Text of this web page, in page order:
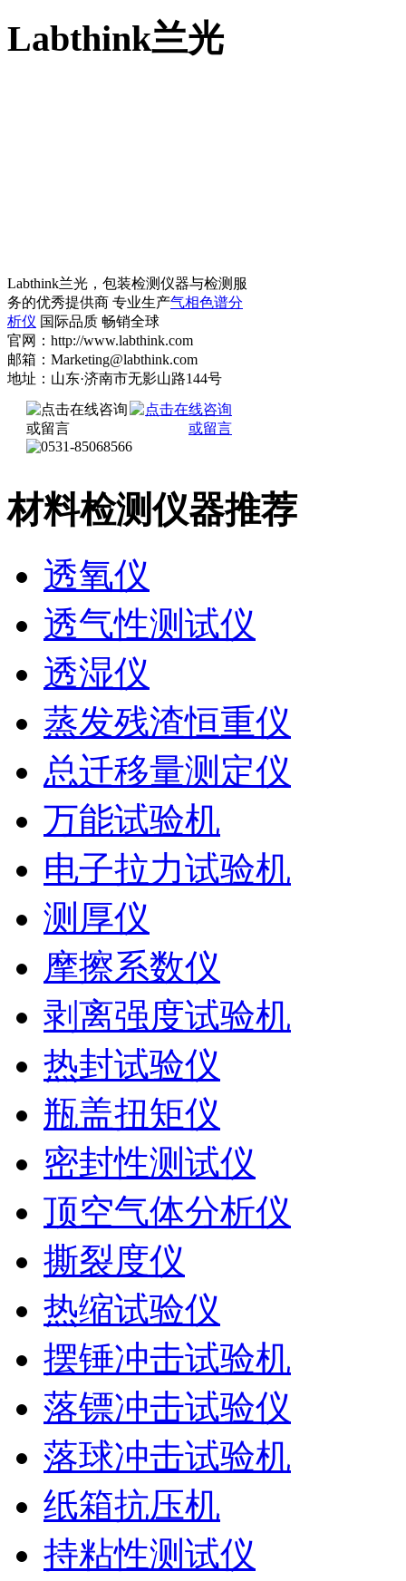
Labthink兰光
Labthink兰光，包装检测仪器与检测服
务的优秀提供商 专业生产气相色谱分
析仪 国际品质 畅销全球
官网：http://www.labthink.com
邮箱：Marketing@labthink.com
地址：山东·济南市无影山路144号
材料检测仪器推荐
透氧仪
透气性测试仪
透湿仪
蒸发残渣恒重仪
总迁移量测定仪
万能试验机
电子拉力试验机
测厚仪
摩擦系数仪
剥离强度试验机
热封试验仪
瓶盖扭矩仪
密封性测试仪
顶空气体分析仪
撕裂度仪
热缩试验仪
摆锤冲击试验机
落镖冲击试验仪
落球冲击试验机
纸箱抗压机
持粘性测试仪